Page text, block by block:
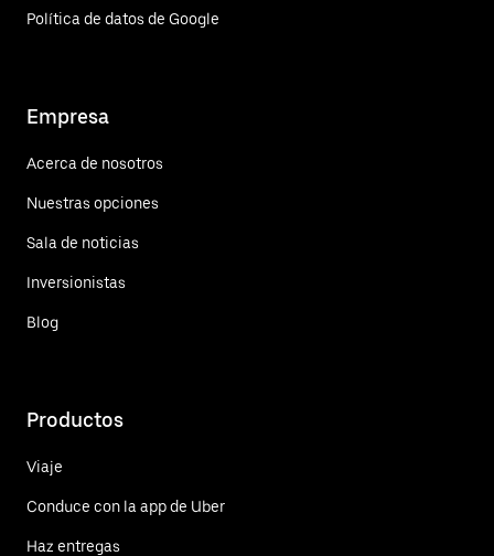
Política de datos de Google
Empresa
Acerca de nosotros
Nuestras opciones
Sala de noticias
Inversionistas
Blog
Productos
Viaje
Conduce con la app de Uber
Haz entregas